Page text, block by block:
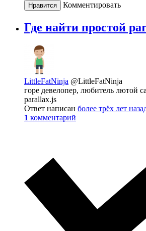
Нравится Комментировать
Где найти простой
LittleFatNinja @LittleFatNinja
горе девелопер, любитель лютой
parallax.js
Ответ написан более трёх лет
1 комментарий